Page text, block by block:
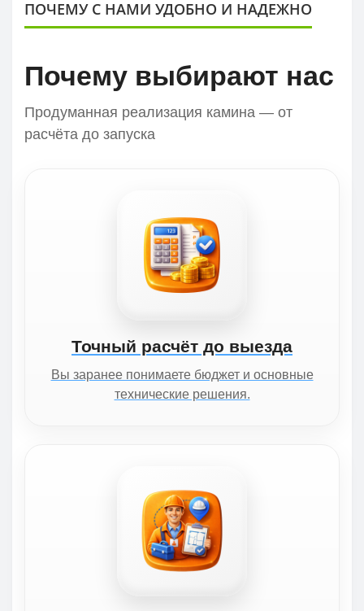
ПОЧЕМУ С НАМИ УДОБНО И НАДЕЖНО
Почему выбирают нас
Продуманная реализация камина — от
расчёта до запуска
Точный расчёт до выезда
Вы заранее понимаете бюджет и основные
технические решения.